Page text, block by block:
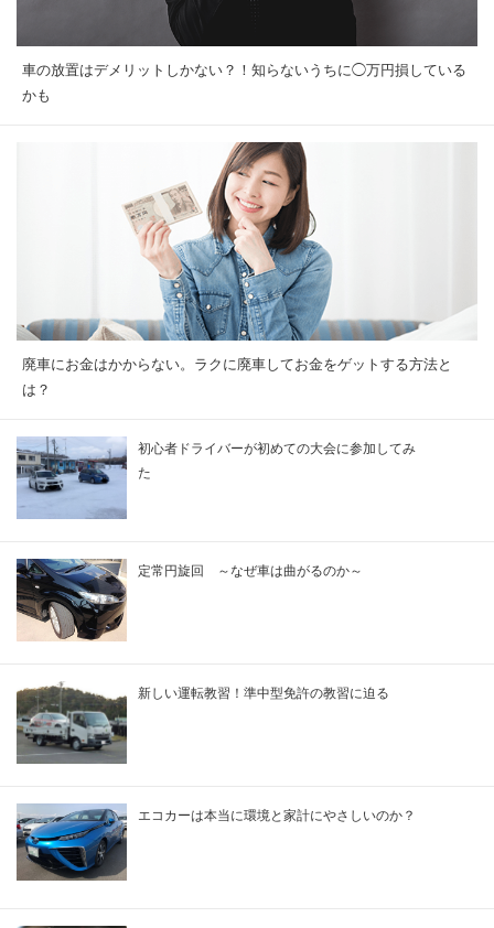
車の放置はデメリットしかない？！知らないうちに◯万円損している
かも
廃車にお金はかからない。ラクに廃車してお金をゲットする方法と
は？
初心者ドライバーが初めての大会に参加してみ
た
定常円旋回 ～なぜ車は曲がるのか～
新しい運転教習！準中型免許の教習に迫る
エコカーは本当に環境と家計にやさしいのか？